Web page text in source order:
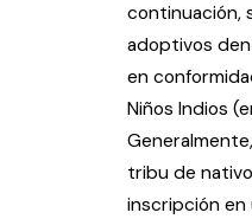
continuación,
adoptivos
en
Niños Indios
tribu de
inscripción en